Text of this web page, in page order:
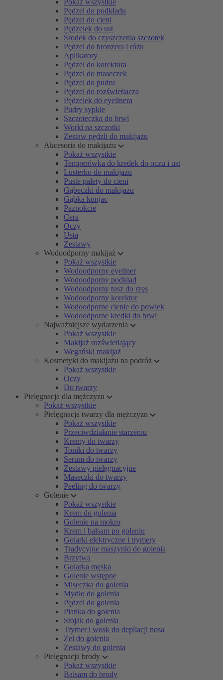
Pokaż wszystkie
Pędzel do podkładu
Pędzel do cieni
Pędzelek do ust
Środek do czyszczenia szczotek
Pędzel do bronzera i różu
Aplikatory
Pędzel do korektora
Pędzel do maseczek
Pędzel do pudru
Pędzel do rozświetlacza
Pędzelek do eyelinera
Pudry sypkie
Szczoteczka do brwi
Worki na szczotki
Zestaw pędzli do makijażu
Akcesoria do makijażu
Pokaż wszystkie
Temperówka do kredek do oczu i ust
Lusterko do makijażu
Puste palety do cieni
Gąbeczki do makijażu
Gąbka konjac
Paznokcie
Cera
Oczy
Usta
Zestawy
Wodoodporny makijaż
Pokaż wszystkie
Wodoodporny eyeliner
Wodoodporny podkład
Wodoodporny tusz do rzęs
Wodoodporny korektor
Wodoodporne cienie do powiek
Wodoodporne kredki do brwi
Najważniejsze wydarzenia
Pokaż wszystkie
Makijaż rozświetlający
Wegański makijaż
Kosmetyki do makijażu na podróż
Pokaż wszystkie
Oczy
Do twarzy
Pielęgnacja dla mężczyzn
Pokaż wszystkie
Pielęgnacja twarzy dla mężczyzn
Pokaż wszystkie
Przeciwdziałanie starzeniu
Kremy do twarzy
Toniki do twarzy
Serum do twarzy
Zestawy pielęgnacyjne
Maseczki do twarzy
Peeling do twarzy
Golenie
Pokaż wszystkie
Krem do golenia
Golenie na mokro
Krem i balsam po goleniu
Golarki elektryczne i trymery
Tradycyjne maszynki do golenia
Brzytwa
Golarka męska
Golenie wstępne
Miseczka do golenia
Mydło do golenia
Pędzel do golenia
Pianka do golenia
Stojak do golenia
Trymer i wosk do depilacji nosa
Żel do golenia
Zestawy do golenia
Pielęgnacja brody
Pokaż wszystkie
Balsam do brody